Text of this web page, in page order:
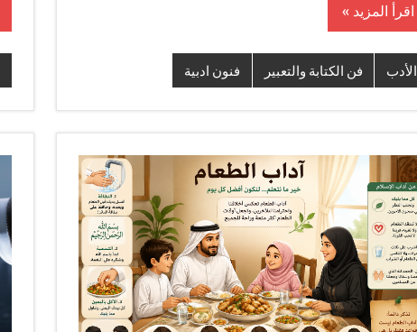
اقرأ المزيد
الأدب فن الكتابة والتعبير فنون ادبية